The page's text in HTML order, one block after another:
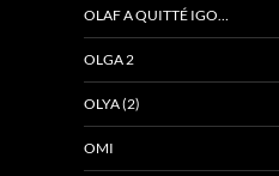
OLAF A QUITTÉ IGO…
OLGA 2
OLYA (2)
OMI